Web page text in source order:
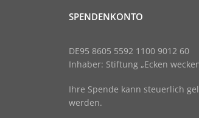
SPENDENKONTO
DE95 8605 5592 1100 9012 60
Inhaber: Stiftung „Ecken
Ihre Spende kann steuerlich
werden.